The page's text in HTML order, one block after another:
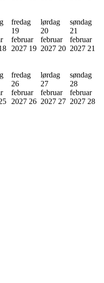
fredag
19
februar
2027 19
lørdag
20
februar
2027 20
søndag
21
februar
2027 21
fredag
26
februar
2027 26
lørdag
27
februar
2027 27
søndag
28
februar
2027 28